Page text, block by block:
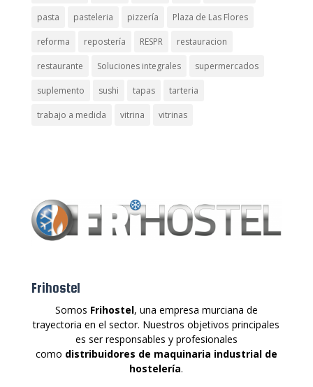
pasta pasteleria pizzería Plaza de Las Flores
reforma repostería RESPR restauracion
restaurante Soluciones integrales supermercados
suplemento sushi tapas tarteria
trabajo a medida vitrina vitrinas
Frihostel
Somos Frihostel, una empresa murciana de
trayectoria en el sector. Nuestros objetivos principales
es ser responsables y profesionales
como distribuidores de maquinaria industrial de
hostelería.